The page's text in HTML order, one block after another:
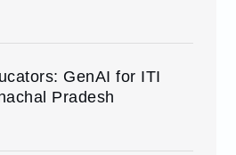
GenAI for ITI
Pradesh